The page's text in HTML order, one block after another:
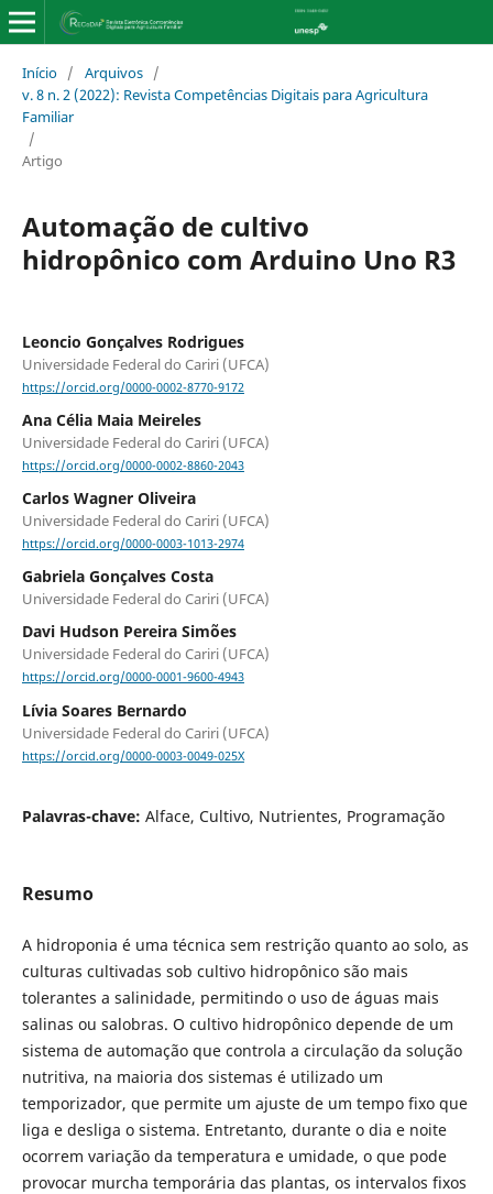
Início / Arquivos /
v. 8 n. 2 (2022): Revista Competências Digitais para Agricultura
Familiar
/
Artigo
Automação de cultivo
hidropônico com Arduino Uno R3
Leoncio Gonçalves Rodrigues
Universidade Federal do Cariri (UFCA)
https://orcid.org/0000-0002-8770-9172
Ana Célia Maia Meireles
Universidade Federal do Cariri (UFCA)
https://orcid.org/0000-0002-8860-2043
Carlos Wagner Oliveira
Universidade Federal do Cariri (UFCA)
https://orcid.org/0000-0003-1013-2974
Gabriela Gonçalves Costa
Universidade Federal do Cariri (UFCA)
Davi Hudson Pereira Simões
Universidade Federal do Cariri (UFCA)
https://orcid.org/0000-0001-9600-4943
Lívia Soares Bernardo
Universidade Federal do Cariri (UFCA)
https://orcid.org/0000-0003-0049-025X
Palavras-chave: Alface, Cultivo, Nutrientes, Programação
Resumo
A hidroponia é uma técnica sem restrição quanto ao solo, as
culturas cultivadas sob cultivo hidropônico são mais
tolerantes a salinidade, permitindo o uso de águas mais
salinas ou salobras. O cultivo hidropônico depende de um
sistema de automação que controla a circulação da solução
nutritiva, na maioria dos sistemas é utilizado um
temporizador, que permite um ajuste de um tempo fixo que
liga e desliga o sistema. Entretanto, durante o dia e noite
ocorrem variação da temperatura e umidade, o que pode
provocar murcha temporária das plantas, os intervalos fixos